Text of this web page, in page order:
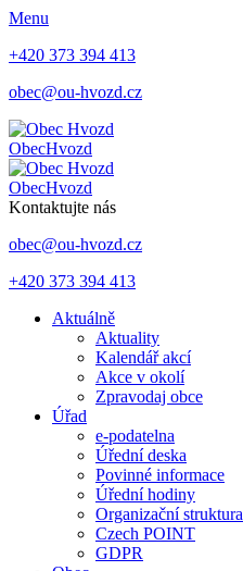
Menu
+420 373 394 413
obec@ou-hvozd.cz
ObecHvozd
ObecHvozd
Kontaktujte nás
obec@ou-hvozd.cz
+420 373 394 413
Aktuálně
Aktuality
Kalendář akcí
Akce v okolí
Zpravodaj obce
Úřad
e-podatelna
Úřední deska
Povinné informace
Úřední hodiny
Organizační struktura
Czech POINT
GDPR